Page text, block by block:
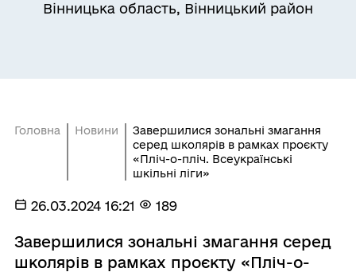
Вінницька область, Вінницький район
Головна Новини
Завершилися зональні змагання
серед школярів в рамках проєкту
«Пліч-о-пліч. Всеукраїнські
шкільні ліги»
26.03.2024 16:21 189
Завершилися зональні змагання серед
школярів в рамках проєкту «Пліч-о-